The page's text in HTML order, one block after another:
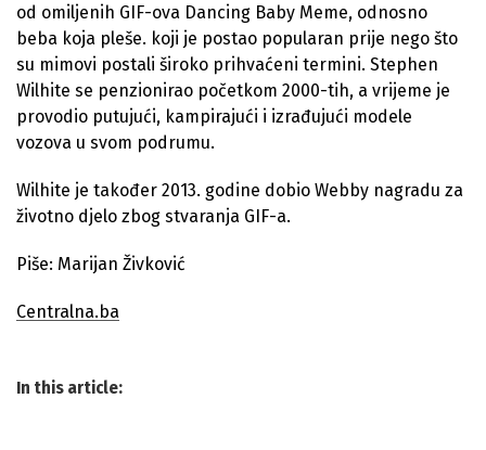
od omiljenih GIF-ova Dancing Baby Meme, odnosno
beba koja pleše. koji je postao popularan prije nego što
su mimovi postali široko prihvaćeni termini. Stephen
Wilhite se penzionirao početkom 2000-tih, a vrijeme je
provodio putujući, kampirajući i izrađujući modele
vozova u svom podrumu.
Wilhite je također 2013. godine dobio Webby nagradu za
životno djelo zbog stvaranja GIF-a.
Piše: Marijan Živković
Centralna.ba
In this article: